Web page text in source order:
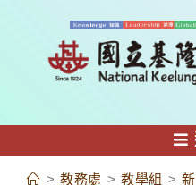
容
> 教務處 > 教學組 >